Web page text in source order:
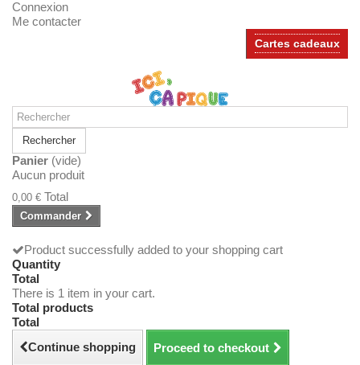
Connexion
Me contacter
Cartes cadeaux
Rechercher
Panier (vide)
Aucun produit
0,00 € Total
Commander
Product successfully added to your shopping cart
Quantity
Total
There is 1 item in your cart.
Total products
Total
Continue shopping
Proceed to checkout